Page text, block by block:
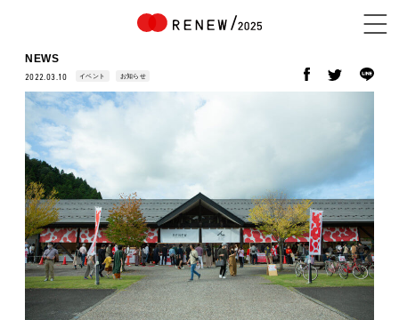
NEWS
ABOUT
CONTENTS
NEWS
2022.03.10 イベント お知らせ